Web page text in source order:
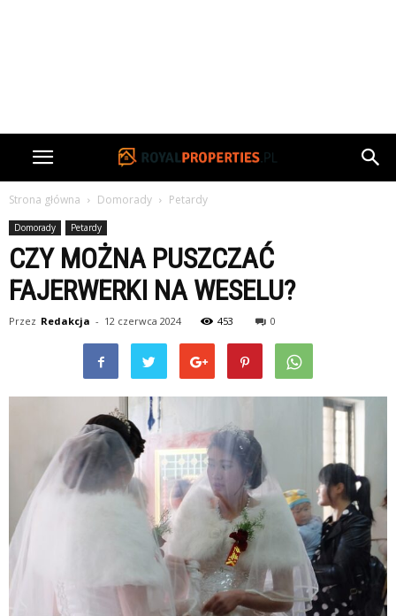
Strona główna Domorady Petardy
Domorady Petardy
CZY MOŻNA PUSZCZAĆ
FAJERWERKI NA WESELU?
Przez Redakcja - 12 czerwca 2024 453 0